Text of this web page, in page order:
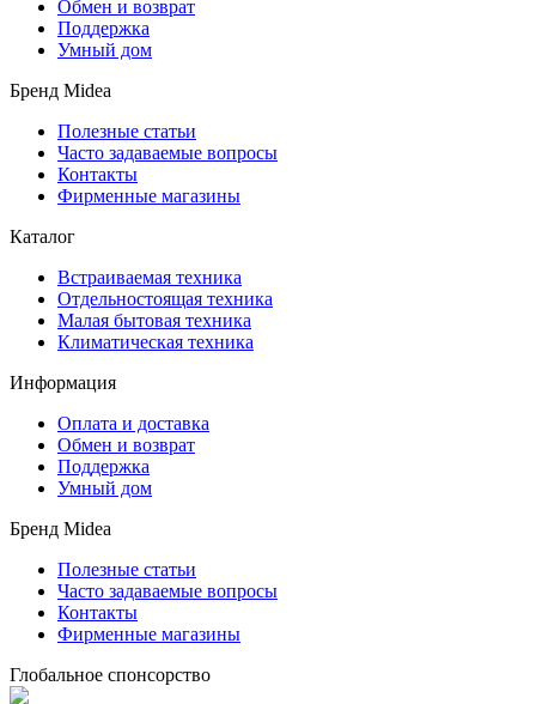
Обмен и возврат
Поддержка
Умный дом
Бренд Midea
Полезные статьи
Часто задаваемые вопросы
Контакты
Фирменные магазины
Каталог
Встраиваемая техника
Отдельностоящая техника
Малая бытовая техника
Климатическая техника
Информация
Оплата и доставка
Обмен и возврат
Поддержка
Умный дом
Бренд Midea
Полезные статьи
Часто задаваемые вопросы
Контакты
Фирменные магазины
Глобальное спонсорство